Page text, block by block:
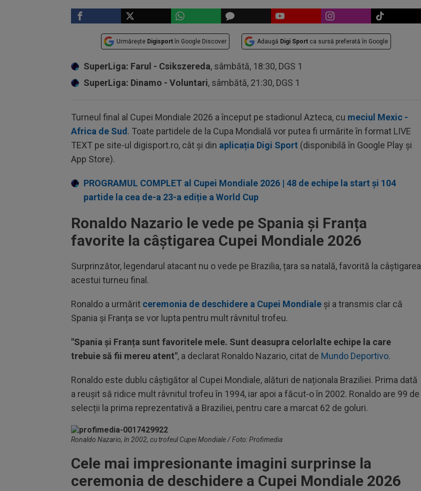
Urmărește Digisport în Google Discover Adaugă Digi Sport ca sursă preferată în Google
SuperLiga: Farul - Csikszereda, sâmbătă, 18:30, DGS 1
SuperLiga: Dinamo - Voluntari, sâmbătă, 21:30, DGS 1
Turneul final al Cupei Mondiale 2026 a început pe stadionul Azteca, cu meciul Mexic -
Africa de Sud . Toate partidele de la Cupa Mondială vor putea fi urmărite în format LIVE
TEXT pe site-ul digisport.ro, cât și din aplicația Digi Sport (disponibilă în Google Play și
App Store).
PROGRAMUL COMPLET al Cupei Mondiale 2026 | 48 de echipe la start și 104
partide la cea de-a 23-a ediție a World Cup
Ronaldo Nazario le vede pe Spania și Franța
favorite la câștigarea Cupei Mondiale 2026
Surprinzător, legendarul atacant nu o vede pe Brazilia, țara sa natală, favorită la câștigarea
acestui turneu final.
Ronaldo a urmărit ceremonia de deschidere a Cupei Mondiale și a transmis clar că
Spania și Franța se vor lupta pentru mult râvnitul trofeu.
"Spania și Franța sunt favoritele mele. Sunt deasupra celorlalte echipe la care
trebuie să fii mereu atent", a declarat Ronaldo Nazario, citat de Mundo Deportivo.
Ronaldo este dublu câștigător al Cupei Mondiale, alături de naționala Braziliei. Prima dată
a reușit să ridice mult râvnitul trofeu în 1994, iar apoi a făcut-o în 2002. Ronaldo are 99 de
selecții la prima reprezentativă a Braziliei, pentru care a marcat 62 de goluri.
Ronaldo Nazario, în 2002, cu trofeul Cupei Mondiale / Foto: Profimedia
Cele mai impresionante imagini surprinse la
ceremonia de deschidere a Cupei Mondiale 2026